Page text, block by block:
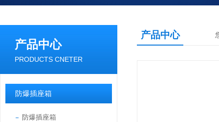
产品中心
PRODUCTS CNETER
防爆插座箱
防爆插座箱
产品中心